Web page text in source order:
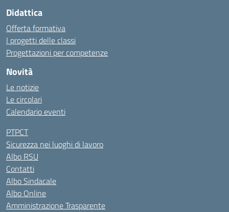
Didattica
Offerta formativa
I progetti delle classi
Progettazioni per competenze
Novità
Le notizie
Le circolari
Calendario eventi
PTPCT
Sicurezza nei luoghi di lavoro
Albo RSU
Contatti
Albo Sindacale
Albo Online
Amministrazione Trasparente